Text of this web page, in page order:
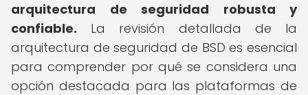
arquitectura de seguridad robusta y
confiable. La revisión detallada de la
arquitectura de seguridad de BSD es esencial
para comprender por qué se considera una
opción destacada para las plataformas de